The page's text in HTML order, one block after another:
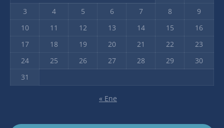
3
4 5 6 7 8
9
10
11 12 13 14 15
16
17
18 19 20 21 22
23
24
25 26 27 28 29
30
31
« Ene